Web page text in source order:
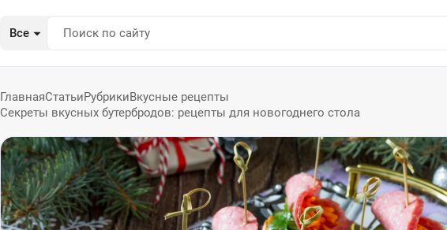
Все
ГлавнаяСтатьиРубрикиВкусные рецепты
Секреты вкусных бутербродов: рецепты для новогоднего стола